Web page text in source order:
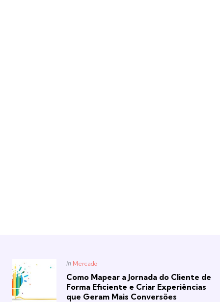
Posted
in Mercado
Como Mapear a Jornada do Cliente de
Forma Eficiente e Criar Experiências
que Geram Mais Conversões